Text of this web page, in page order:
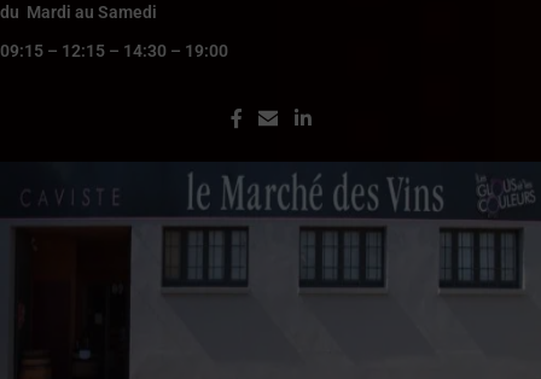
du Mardi au Samedi
09:15 – 12:15 – 14:30 – 19:00